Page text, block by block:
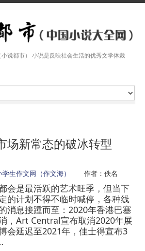
说都市） 小说是反映社会生活的优秀文学体裁
场新常态的破冰转型
生作文网（作文海） 作者：佚名
会是最活跃的艺术旺季，但当下
的计划不得不临时喊停，各种线
消息接踵而至：2020年香港巴塞
，Art Central宣布取消2020年展
会延迟至2021年，佳士得宣布3